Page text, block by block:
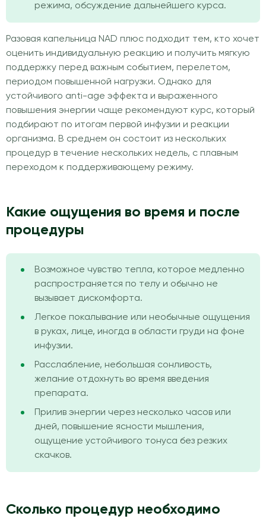
режима, обсуждение дальнейшего курса.
Разовая капельница NAD плюс подходит тем, кто хочет
оценить индивидуальную реакцию и получить мягкую
поддержку перед важным событием, перелетом,
периодом повышенной нагрузки. Однако для
устойчивого anti-age эффекта и выраженного
повышения энергии чаще рекомендуют курс, который
подбирают по итогам первой инфузии и реакции
организма. В среднем он состоит из нескольких
процедур в течение нескольких недель, с плавным
переходом к поддерживающему режиму.
Какие ощущения во время и после
процедуры
Возможное чувство тепла, которое медленно
распространяется по телу и обычно не
вызывает дискомфорта.
Легкое покалывание или необычные ощущения
в руках, лице, иногда в области груди на фоне
инфузии.
Расслабление, небольшая сонливость,
желание отдохнуть во время введения
препарата.
Прилив энергии через несколько часов или
дней, повышение ясности мышления,
ощущение устойчивого тонуса без резких
скачков.
Сколько процедур необходимо